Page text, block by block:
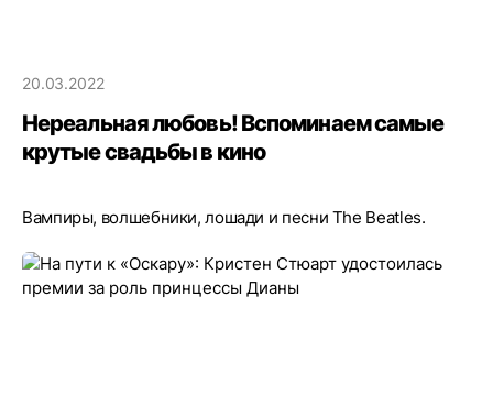
20.03.2022
Нереальная любовь! Вспоминаем самые
крутые свадьбы в кино
Вампиры, волшебники, лошади и песни The Beatles.